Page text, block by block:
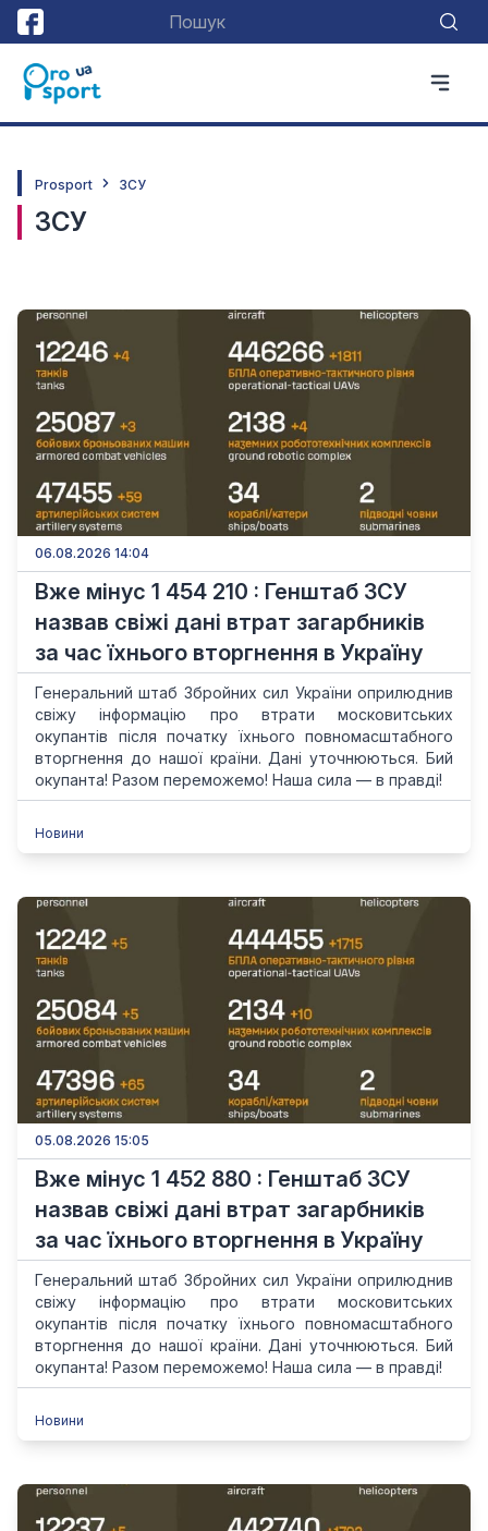
Prosport ЗСУ
ЗСУ
06.08.2026 14:04
Вже мінус 1 454 210 : Генштаб ЗСУ
назвав свіжі дані втрат загарбників
за час їхнього вторгнення в Україну
Генеральний штаб Збройних сил України оприлюднив
свіжу інформацію про втрати московитських
окупантів після початку їхнього повномасштабного
вторгнення до нашої країни. Дані уточнюються. Бий
окупанта! Разом переможемо! Наша сила — в правді!
Новини
05.08.2026 15:05
Вже мінус 1 452 880 : Генштаб ЗСУ
назвав свіжі дані втрат загарбників
за час їхнього вторгнення в Україну
Генеральний штаб Збройних сил України оприлюднив
свіжу інформацію про втрати московитських
окупантів після початку їхнього повномасштабного
вторгнення до нашої країни. Дані уточнюються. Бий
окупанта! Разом переможемо! Наша сила — в правді!
Новини